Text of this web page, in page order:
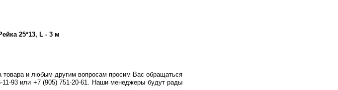
25*13, L - 3 м
товара и любым другим вопросам просим Вас обращаться
93 или +7 (905) 751-20-61. Наши менеджеры будут рады